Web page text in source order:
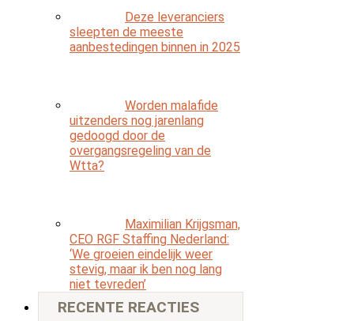
Deze leveranciers
sleepten de meeste
aanbestedingen binnen in 2025
Worden malafide
uitzenders nog jarenlang
gedoogd door de
overgangsregeling van de
Wtta?
Maximilian Krijgsman,
CEO RGF Staffing Nederland:
‘We groeien eindelijk weer
stevig, maar ik ben nog lang
niet tevreden’
RECENTE REACTIES